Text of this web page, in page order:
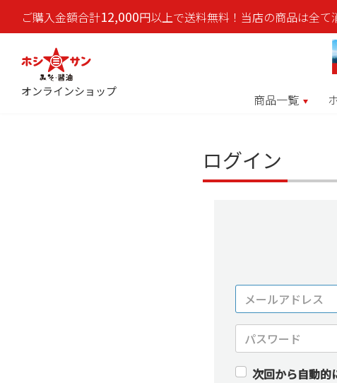
ご購入金額合計12,000円以上で送料無料！当店の商品は全て
オンラインショップ
商品一覧
ログイン
次回から自動的